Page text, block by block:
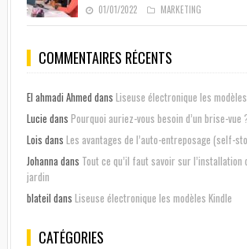
01/01/2022 MARKETING
COMMENTAIRES RÉCENTS
El ahmadi Ahmed dans Liseuse électronique les
Lucie dans Pourquoi auriez-vous besoin d’un brise-vue
Lois dans Les avantages de l’auto-entreposage (self-
Johannadans Tout ce qu’il faut savoir sur l’installation
jardin
blateil dans Liseuse électronique les modèles Kindle
CATÉGORIES